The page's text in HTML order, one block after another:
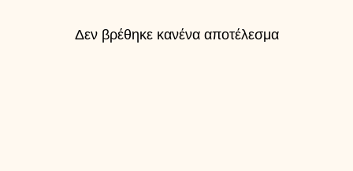
Δεν βρέθηκε κανένα αποτέλεσμα